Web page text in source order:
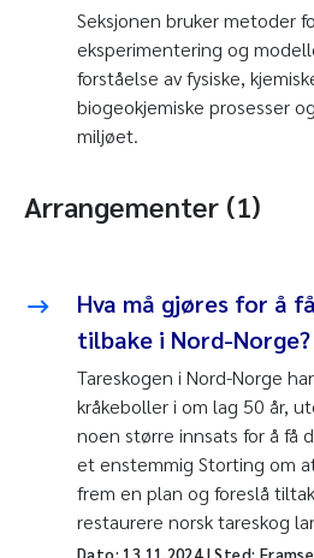
Seksjonen bruker metoder
eksperimentering og
forståelse av fysiske,
biogeokjemiske prosesser
miljøet.
Arrangementer (1)
Hva må gjøres for å
tilbake i Nord-Norge?
Tareskogen i Nord-Norge
kråkeboller i om lag 50 år,
noen større innsats for å få
et enstemmig Storting om
frem en plan og foreslå
restaurere norsk tareskog